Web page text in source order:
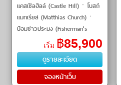
แคสเซิลฮิลล์ (Castle Hill)ㆍโบสถ์
แมทเรียส (Matthias Church)ㆍ
ป้อมชาวประมง (Fisherman's
Bastion)ㆍล่องเรือแม่น้ำดานูบ
(Danube River Cruise)ㆍพานด
อร์ฟเอ๊าท์�
เริ่ม ฿85,900
ดูรายละเอียด
จองหน้าเว็บ